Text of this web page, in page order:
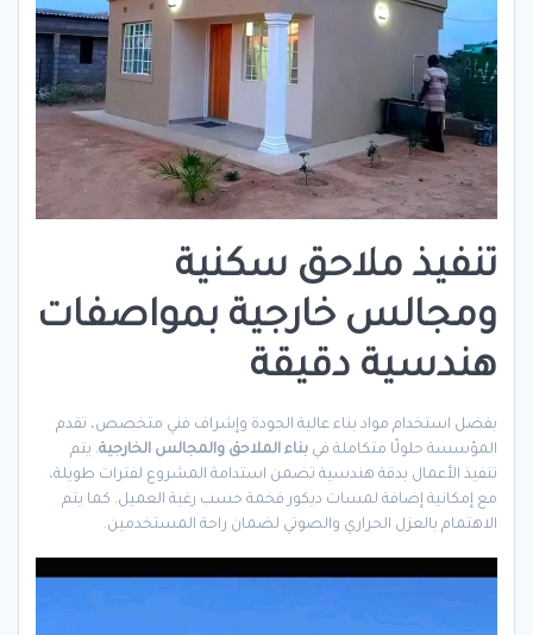
تنفيذ ملاحق سكنية
ومجالس خارجية بمواصفات
هندسية دقيقة
بفضل استخدام مواد بناء عالية الجودة وإشراف فني متخصص، تقدم
المؤسسة حلولًا متكاملة في بناء الملاحق والمجالس الخارجية. يتم
تنفيذ الأعمال بدقة هندسية تضمن استدامة المشروع لفترات طويلة،
مع إمكانية إضافة لمسات ديكور فخمة حسب رغبة العميل. كما يتم
الاهتمام بالعزل الحراري والصوتي لضمان راحة المستخدمين.